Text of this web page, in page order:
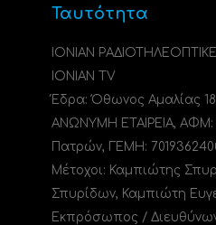
Ταυτότητα
ΙΟΝΙΑΝ
IONIAN TV
Έδρα: Όθωνος Αμαλίας
ΑΝΩΝΥΜΗ ΕΤΑΙΡΕΙΑ, ΑΦΜ:
Πατρών, ΓΕΜΗ:
Μέτοχοι: Καμπιώτης
Σπυρίδων, Καμπιώτη
Εκπρόσωπος /